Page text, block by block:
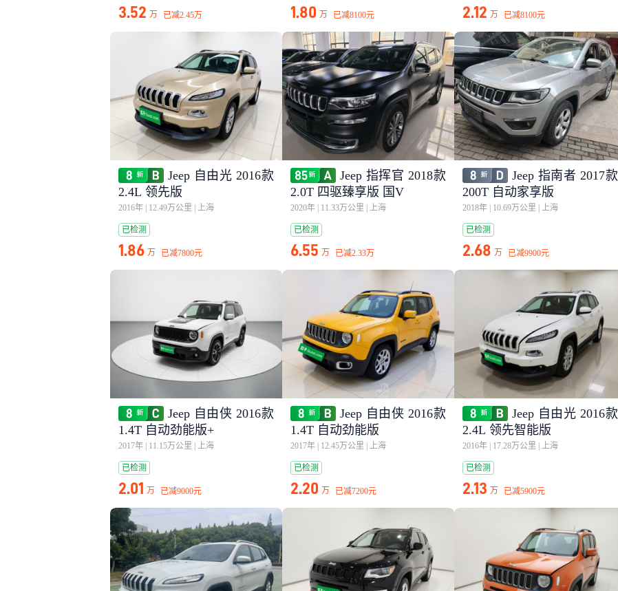
3.52 万 已减2.45万 1.80 万 已减8100元 2.12 万 已减8100元
Jeep 自由光 2016款
2.4L 领先版
2016年 12.49万公里 上海
已检测
1.86 万 已减7800元
Jeep 指挥官 2018款
2.0T 四驱臻享版 国V
2020年 11.33万公里 上海
已检测
6.55 万 已减2.33万
Jeep 指南者 2017款
200T 自动家享版
2018年 10.69万公里 上海
已检测
2.68 万 已减9900元
Jeep 自由侠 2016款
1.4T 自动劲能版+
2017年 11.15万公里 上海
已检测
2.01 万 已减9000元
Jeep 自由侠 2016款
1.4T 自动劲能版
2017年 12.45万公里 上海
已检测
2.20 万 已减7200元
Jeep 自由光 2016款
2.4L 领先智能版
2016年 17.28万公里 上海
已检测
2.13 万 已减5900元